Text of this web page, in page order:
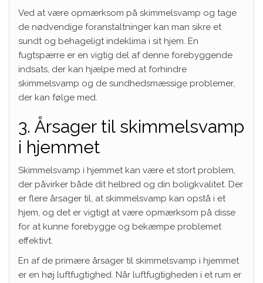
Ved at være opmærksom på skimmelsvamp og tage
de nødvendige foranstaltninger kan man sikre et
sundt og behageligt indeklima i sit hjem. En
fugtspærre er en vigtig del af denne forebyggende
indsats, der kan hjælpe med at forhindre
skimmelsvamp og de sundhedsmæssige problemer,
der kan følge med.
3. Årsager til skimmelsvamp
i hjemmet
Skimmelsvamp i hjemmet kan være et stort problem,
der påvirker både dit helbred og din boligkvalitet. Der
er flere årsager til, at skimmelsvamp kan opstå i et
hjem, og det er vigtigt at være opmærksom på disse
for at kunne forebygge og bekæmpe problemet
effektivt.
En af de primære årsager til skimmelsvamp i hjemmet
er en høj luftfugtighed. Når luftfugtigheden i et rum er